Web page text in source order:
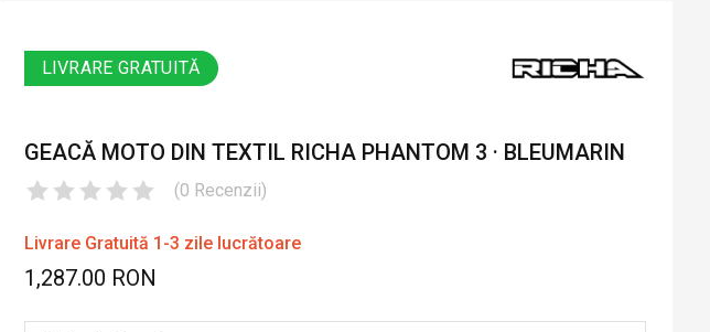
LIVRARE GRATUITĂ
GEACĂ MOTO DIN TEXTIL RICHA PHANTOM 3 · BLEUMARIN
(0 Recenzii)
Livrare Gratuită 1-3 zile lucrătoare
1,287.00 RON